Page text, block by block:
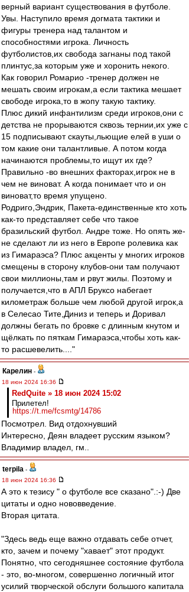
верный вариант существования в футболе.
Увы. Наступило время догмата тактики и
фигуры тренера над талантом и
способностями игрока. Личность
футболистов,их свобода загнаны под такой
плинтус,за которым уже и хоронить некого.
Как говорил Ромарио -тренер должен не
мешать своим игрокам,а если тактика мешает
свободе игрока,то в жопу такую тактику.
Плюс дикий инфантилизм среди игроков,они с
детства не прорываются сквозь тернии,их уже с
15 подписывают скауты,льющие елей в уши о
том какие они талантливые. А потом когда
начинаются проблемы,то ищут их где?
Правильно -во внешних факторах,игрок не в
чем не виноват. А когда понимает что и он
виноват,то время упущено.
Родриго,Эндрик, Пакета-единственные кто хоть
как-то представляет себе что такое
бразильский футбол. Андре тоже. Но опять же-
не сделают ли из него в Европе ролевика как
из Гимараэса? Плюс акценты у многих игроков
смещены в сторону клубов-они там получают
свои миллионы,там и рвут жилы. Поэтому и
получается,что в АПЛ Бруксо набегает
километраж больше чем любой другой игрок,а
в Селесао Тите,Диниз и теперь и Доривал
должны бегать по бровке с длинным кнутом и
щёлкать по пяткам Гимараэса,чтобы хоть как-
то расшевелить...."
Карелин -
18 июн 2024 16:36
RedQuite » 18 июн 2024 15:02
Прилетел!
https://t.me/fcsmtg/14786
Посмотрел. Вид отдохнувший
Интересно, Деян владеет русским языком?
Владимир владел, гм..
terpila -
18 июн 2024 16:36
А это к тезису " о футболе все сказано".:-) Две
цитаты и одно нововведение.
Вторая цитата.
"Здесь ведь еще важно отдавать себе отчет,
кто, зачем и почему "хавает" этот продукт.
Понятно, что сегодняшнее состояние футбола
- это, во-многом, совершенно логичный итог
усилий творческой обслуги большого капитала